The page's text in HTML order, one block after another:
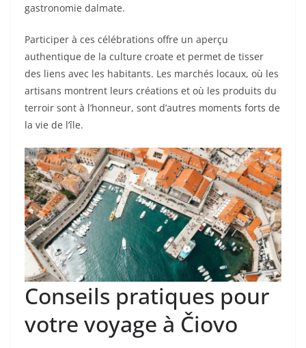
gastronomie dalmate.
Participer à ces célébrations offre un aperçu
authentique de la culture croate et permet de tisser
des liens avec les habitants. Les marchés locaux, où les
artisans montrent leurs créations et où les produits du
terroir sont à l’honneur, sont d’autres moments forts de
la vie de l’île.
Conseils pratiques pour
votre voyage à Čiovo